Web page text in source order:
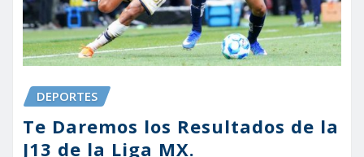
DEPORTES
Te Daremos los Resultados de la
J13 de la Liga MX.